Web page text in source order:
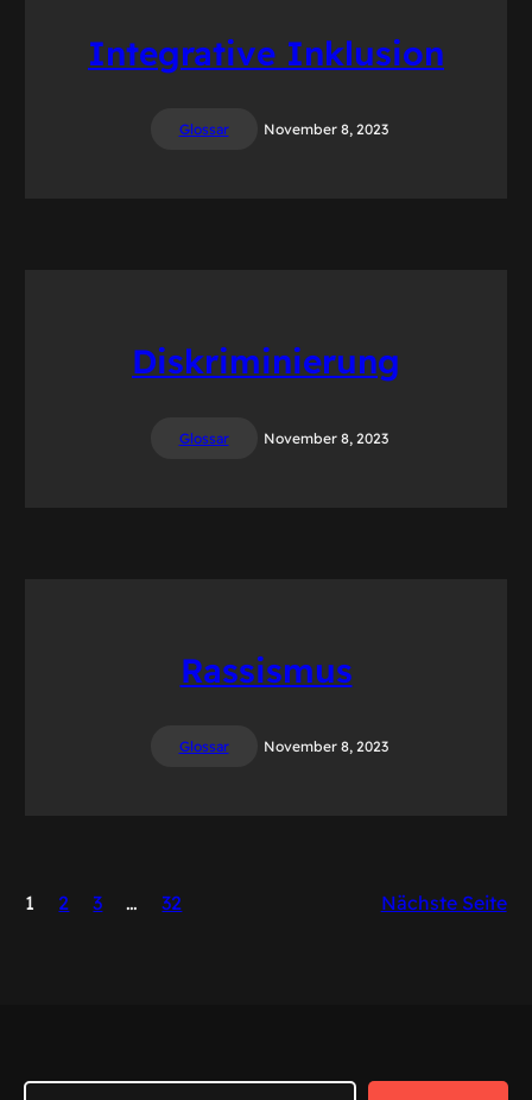
Integrative Inklusion
Glossar November 8, 2023
Diskriminierung
Glossar November 8, 2023
Rassismus
Glossar November 8, 2023
1 2 3 … 32 Nächste Seite